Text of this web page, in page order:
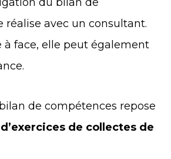
réalise avec un consultant.
à face, elle peut également
de compétences repose
de collectes de